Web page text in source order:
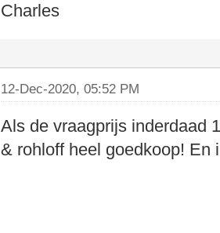
Charles
12-Dec-2020, 05:52 PM
Als de vraagprijs inderdaad
& rohloff heel goedkoop! En